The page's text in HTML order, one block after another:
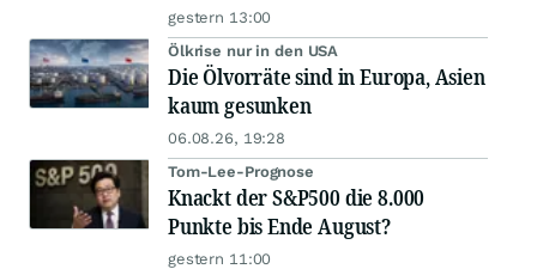
gestern 13:00
Ölkrise nur in den USA
Die Ölvorräte sind in Europa, Asien
kaum gesunken
06.08.26, 19:28
Tom-Lee-Prognose
Knackt der S&P500 die 8.000
Punkte bis Ende August?
gestern 11:00